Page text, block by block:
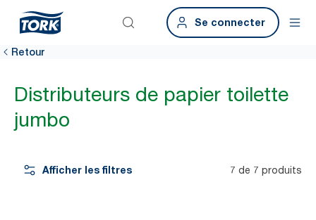
Se connecter
Retour
Distributeurs de papier toilette
jumbo
Afficher les filtres 7 de 7 produits